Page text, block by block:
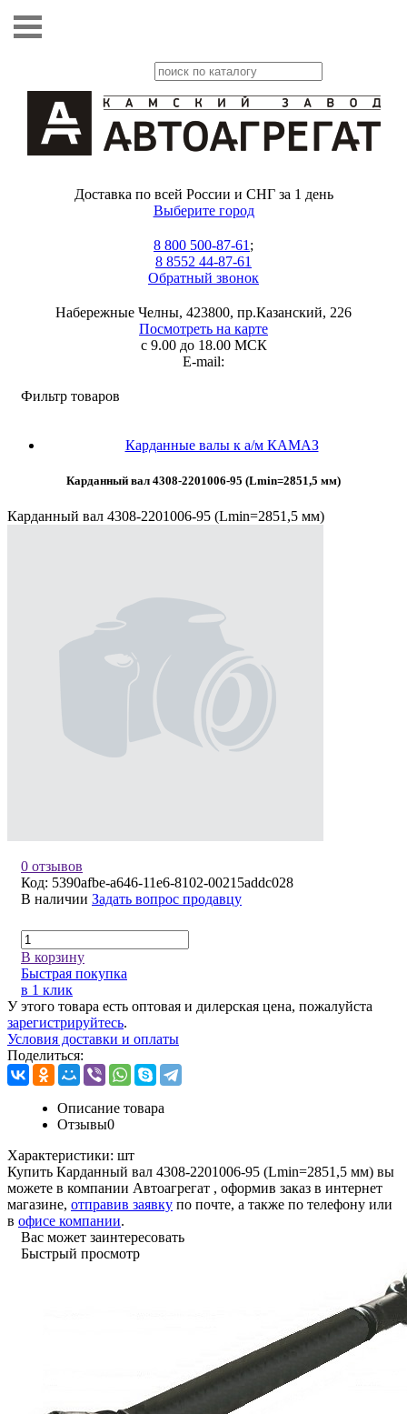
Доставка по всей России и СНГ за 1 день
Выберите город
8 800 500-87-61 ;
8 8552 44-87-61
Обратный звонок
Набережные Челны, 423800, пр.Казанский, 226
Посмотреть на карте
с 9.00 до 18.00 МСК
E-mail:
Фильтр товаров
Карданные валы к а/м КАМАЗ
Карданный вал 4308-2201006-95 (Lmin=2851,5 мм)
Карданный вал 4308-2201006-95 (Lmin=2851,5 мм)
0 отзывов
Код: 5390afbe-a646-11e6-8102-00215addc028
В наличии Задать вопрос продавцу
В корзину
Быстрая покупка
в 1 клик
У этого товара есть оптовая и дилерская цена, пожалуйста
зарегистрируйтесь.
Условия доставки и оплаты
Поделиться:
Описание товара
Отзывы0
Характеристики: шт
Купить Карданный вал 4308-2201006-95 (Lmin=2851,5 мм) вы
можете в компании Автоагрегат , оформив заказ в интернет
магазине, отправив заявку по почте, а также по телефону или
в офисе компании.
Вас может заинтересовать
Быстрый просмотр